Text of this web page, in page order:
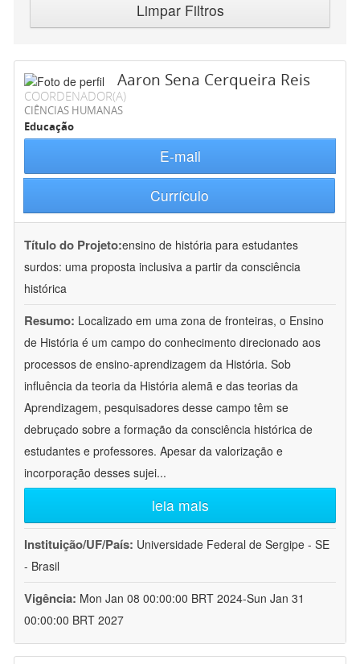
Limpar Filtros
Aaron Sena Cerqueira Reis
COORDENADOR(A)
CIÊNCIAS HUMANAS
Educação
E-mail
Currículo
Título do Projeto:ensino de história para estudantes
surdos: uma proposta inclusiva a partir da consciência
histórica
Resumo: Localizado em uma zona de fronteiras, o Ensino
de História é um campo do conhecimento direcionado aos
processos de ensino-aprendizagem da História. Sob
influência da teoria da História alemã e das teorias da
Aprendizagem, pesquisadores desse campo têm se
debruçado sobre a formação da consciência histórica de
estudantes e professores. Apesar da valorização e
incorporação desses sujei...
leia mais
Instituição/UF/País: Universidade Federal de Sergipe - SE
- Brasil
Vigência: Mon Jan 08 00:00:00 BRT 2024-Sun Jan 31
00:00:00 BRT 2027